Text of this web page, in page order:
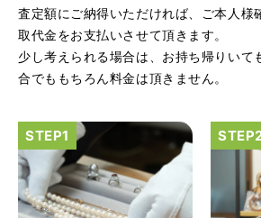
なって頂いてありがとうございます!
さがなく、とても入ってゆっくりできる
高いお店です。また鑑定士さんに会いた
査定額にご納得いただければ、ご本人様
取代金をお支払いさせて頂きます。
少し考えられる場合は、お持ち帰りいて
合でももちろん料金は頂きません。